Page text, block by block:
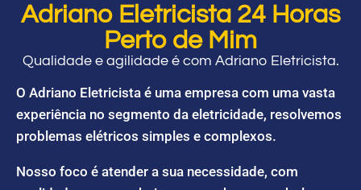
Adriano Eletricista 24 Horas
Perto de Mim
Qualidade e agilidade é com Adriano Eletricista.
O Adriano Eletricista é uma empresa com uma vasta
experiência no segmento da eletricidade, resolvemos
problemas elétricos simples e complexos.
Nosso foco é atender a sua necessidade, com